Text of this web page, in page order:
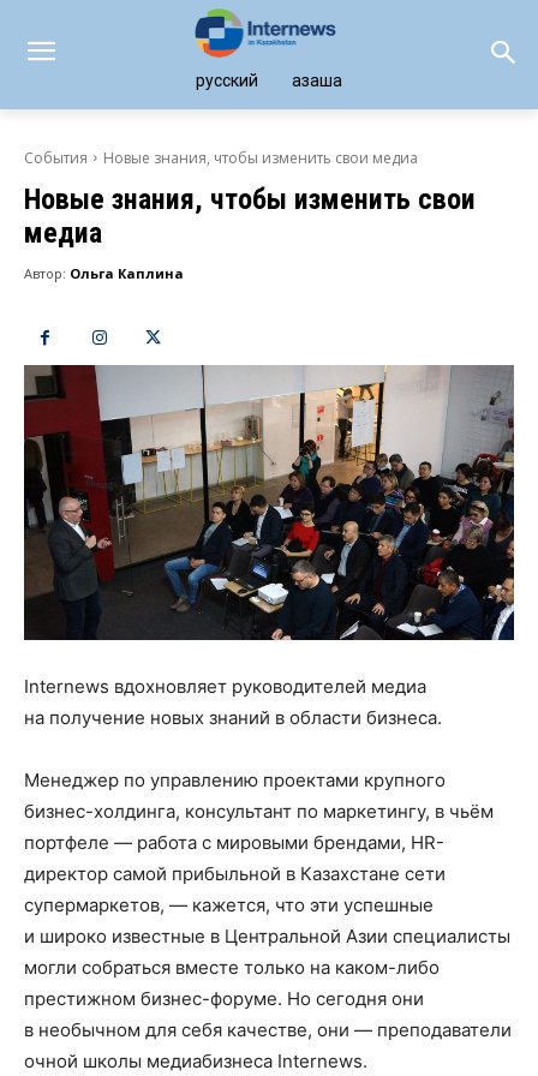
русский қазақша
События Новые знания, чтобы изменить свои медиа
Новые знания, чтобы изменить свои
медиа
Автор: Ольга Каплина
Internews вдохновляет руководителей медиа
на получение новых знаний в области бизнеса.
Менеджер по управлению проектами крупного
бизнес-холдинга, консультант по маркетингу, в чьём
портфеле — работа с мировыми брендами, HR-
директор самой прибыльной в Казахстане сети
супермаркетов, — кажется, что эти успешные
и широко известные в Центральной Азии специалисты
могли собраться вместе только на каком-либо
престижном бизнес-форуме. Но сегодня они
в необычном для себя качестве, они — преподаватели
очной школы медиабизнеса Internews.